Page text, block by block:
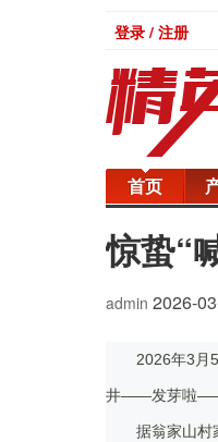
登录 / 注册
首页
惊蛰“
admin 2026-
2026年3月
井——发芽啦——”
据翁家山村